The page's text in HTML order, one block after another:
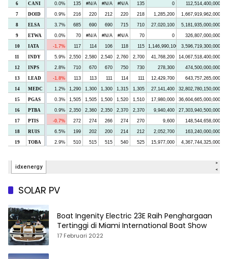
SOLAR PV
Boat Ingenity Electric 23E Raih Penghargaan
Tertinggi di Miami International Boat Show
17 Februari 2022